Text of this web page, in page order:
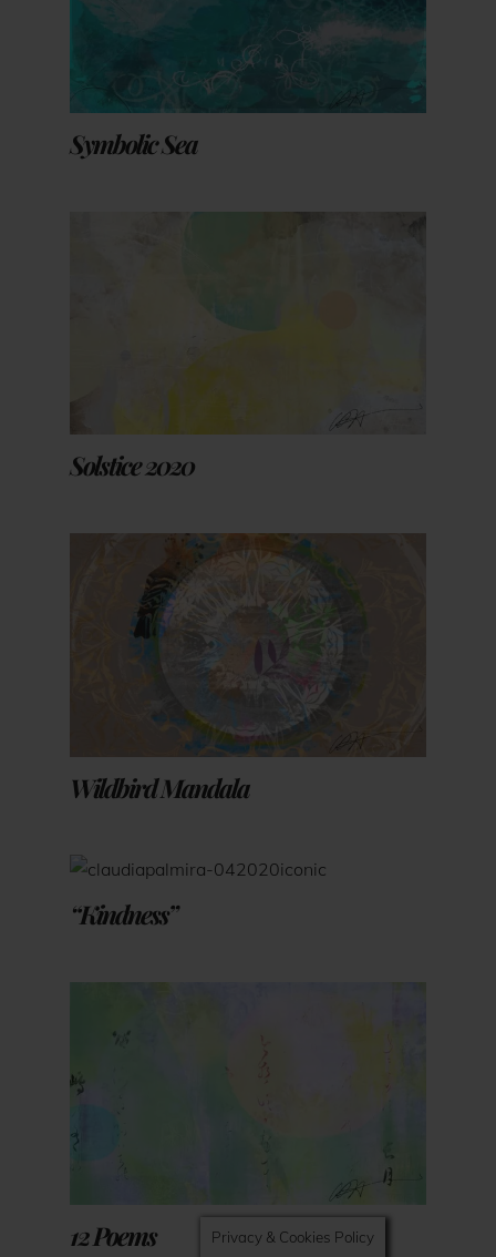
Symbolic Sea
Solstice 2020
Wildbird Mandala
“Kindness”
12 Poems Privacy & Cookies Policy